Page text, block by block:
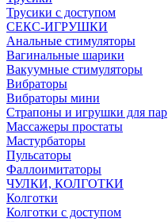
Трусики с доступом
СЕКС-ИГРУШКИ
Анальные стимуляторы
Вагинальные шарики
Вакуумные стимуляторы
Вибраторы
Вибраторы мини
Страпоны и игрушки для пар
Массажеры простаты
Мастурбаторы
Пульсаторы
Фаллоимитаторы
ЧУЛКИ, КОЛГОТКИ
Колготки
Колготки с доступом